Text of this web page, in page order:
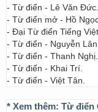
- Từ điển - Lê Văn Đức.
- Từ điển mở - Hồ
- Đại Từ điển Tiếng Việt.
- Từ điển - Nguyễn Lân.
- Từ điển - Thanh Nghị.
- Từ điển - Khai Trí.
- Từ điển - Việt Tân.
* Xem thêm: Từ điển